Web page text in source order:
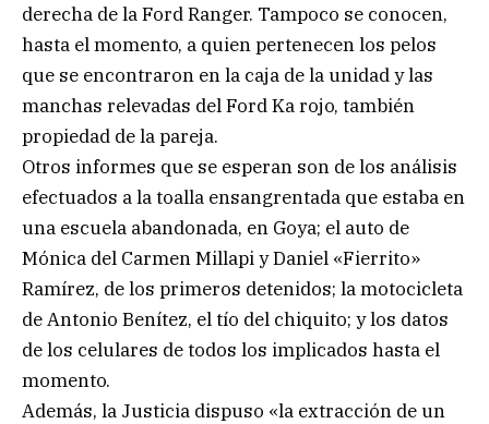
derecha de la Ford Ranger. Tampoco se conocen,
hasta el momento, a quien pertenecen los pelos
que se encontraron en la caja de la unidad y las
manchas relevadas del Ford Ka rojo, también
propiedad de la pareja.
Otros informes que se esperan son de los análisis
efectuados a la toalla ensangrentada que estaba en
una escuela abandonada, en Goya; el auto de
Mónica del Carmen Millapi y Daniel «Fierrito»
Ramírez, de los primeros detenidos; la motocicleta
de Antonio Benítez, el tío del chiquito; y los datos
de los celulares de todos los implicados hasta el
momento.
Además, la Justicia dispuso «la extracción de un